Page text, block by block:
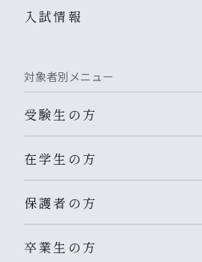
入試情報
対象者別メニュー
受験生の方
在学生の方
保護者の方
卒業生の方